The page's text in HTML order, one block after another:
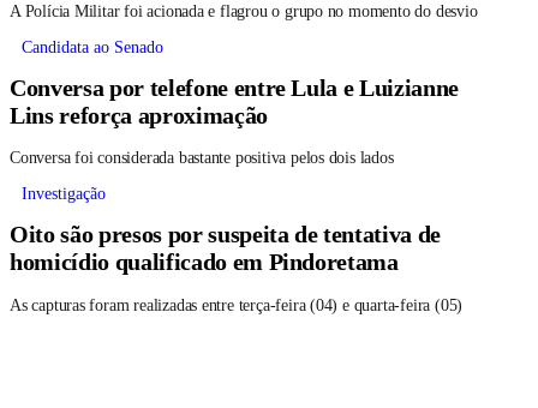
A Polícia Militar foi acionada e flagrou o grupo no momento do desvio
Candidata ao Senado
Conversa por telefone entre Lula e Luizianne
Lins reforça aproximação
Conversa foi considerada bastante positiva pelos dois lados
Investigação
Oito são presos por suspeita de tentativa de
homicídio qualificado em Pindoretama
As capturas foram realizadas entre terça-feira (04) e quarta-feira (05)